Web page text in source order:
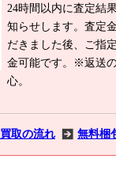
24時間以内に査定結
知らせします。査定
だきました後、ご指
金可能です。※返送
心。
買取の流れ 無料梱